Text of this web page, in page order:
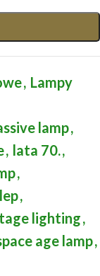
, Lampy
lamp,
, lata 70.,
,
,
lighting,
age lamp,